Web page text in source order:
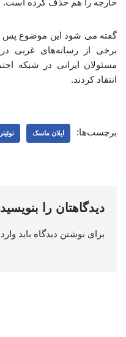
خارجه را هم حذف کرده است.
گفته می شود این موضوع پس
برخی از رسانه‌های غربی
مسئولان ایرانی در شبکه
انتقاد کردند.
برچسب‌ها: ایلان ماسک توئیتر
دیدگاهتان را بنویسید
برای نوشتن دیدگاه باید